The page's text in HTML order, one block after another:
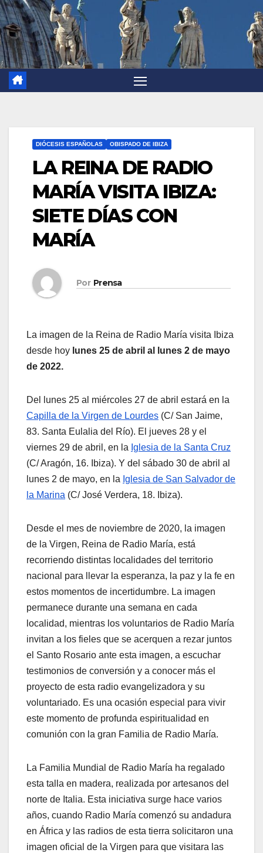
DIÓCESIS ESPAÑOLAS OBISPADO DE IBIZA
LA REINA DE RADIO
MARÍA VISITA IBIZA:
SIETE DÍAS CON
MARÍA
Por Prensa
La imagen de la Reina de Radio María visita Ibiza
desde hoy lunes 25 de abril al lunes 2 de mayo
de 2022.
Del lunes 25 al miércoles 27 de abril estará en la
Capilla de la Virgen de Lourdes (C/ San Jaime,
83. Santa Eulalia del Río). El jueves 28 y el
viernes 29 de abril, en la Iglesia de la Santa Cruz
(C/ Aragón, 16. Ibiza). Y del sábado 30 de abril al
lunes 2 de mayo, en la Iglesia de San Salvador de
la Marina (C/ José Verdera, 18. Ibiza).
Desde el mes de noviembre de 2020, la imagen
de la Virgen, Reina de Radio María, está
recorriendo distintas localidades del territorio
nacional para llevar la esperanza, la paz y la fe en
estos momentos de incertidumbre. La imagen
permanece durante una semana en cada
localidad, mientras los voluntarios de Radio María
invitan a los fieles que se acerquen a rezar juntos
el Santo Rosario ante esta imagen, a escuchar
testimonios de conversión y a conocer más el
proyecto de esta radio evangelizadora y su
voluntariado. Es una ocasión especial para vivir
este momento de profunda espiritualidad en
comunión con la gran Familia de Radio María.
La Familia Mundial de Radio María ha regalado
esta talla en madera, realizada por artesanos del
norte de Italia. Esta iniciativa surge hace varios
años, cuando Radio María comenzó su andadura
en África y las radios de esta tierra solicitaron una
imagen oficial de la Virgen para que visitara las